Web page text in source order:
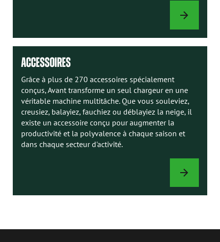
MANUELS
ACCESSOIRES
Grâce à plus de 270 accessoires spécialement
conçus, Avant transforme un seul chargeur en une
véritable machine multitâche. Que vous souleviez,
creusiez, balayiez, fauchiez ou déblayiez la neige, il
existe un accessoire conçu pour augmenter la
productivité et la polyvalence à chaque saison et
dans chaque secteur d'activité.
ACCESSOIRES